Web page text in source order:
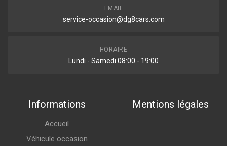
EMAIL
service-occasion@dg8cars.com
HORAIRE
Lundi - Samedi 08:00 - 19:00
Informations
Accueil
Véhicule occasion
Mentions légales